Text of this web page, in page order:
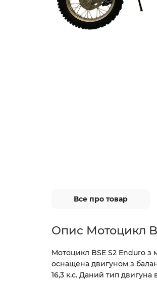
Все про товар
Опис Мотоцикл
Мотоцикл BSE S2 Enduro з
оснащена двигуном з
16,3 к.с. Даний тип